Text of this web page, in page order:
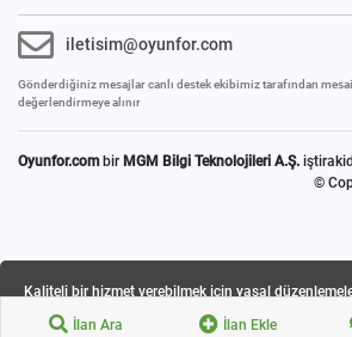
İlan Ara İlan Ekle
iletisim@oyunfor.com
Gönderdiğiniz mesajlar canlı destek ekibimiz tarafından
değerlendirmeye alınır
Oyunfor.combir MGM Bilgi Teknolojileri A.Ş.
©
Kaliteli bir hizmet verebilmek için yasal
çerezlerinizi kullanmaktayız.
Detaylı bilgi için
Gizlilik ve Çerez Politikamızı